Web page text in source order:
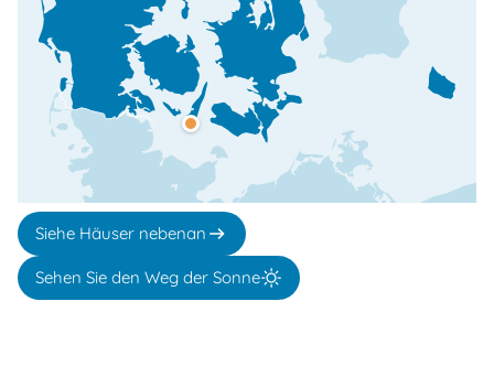
Siehe Häuser nebenan
Sehen Sie den Weg der Sonne